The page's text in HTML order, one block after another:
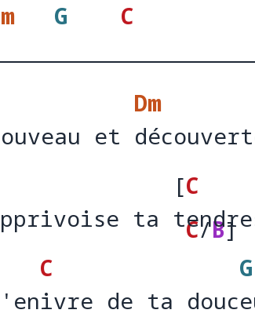
G C
et
Dm
décou
et
ta
[C
C/B]
ta
C
ivre de ta douc
G
de ta